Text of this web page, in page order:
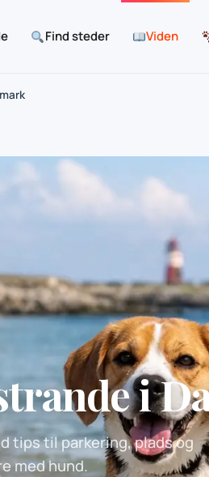
Find steder Viden
i
tips til parkering, plads og
med hund.